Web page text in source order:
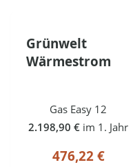
Grünwelt
Wärmestrom
Gas Easy 12
2.198,90 € im 1. Jahr
476,22 €